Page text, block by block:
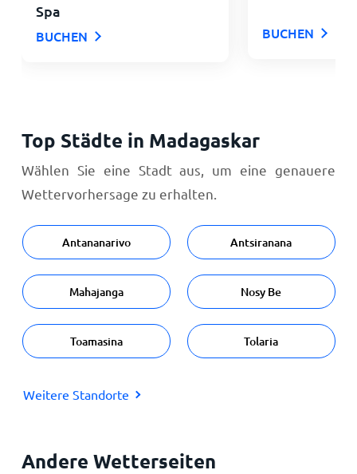
Spa
BUCHEN BUCHEN
Top Städte in Madagaskar
Wählen Sie eine Stadt aus, um eine genauere
Wettervorhersage zu erhalten.
Antananarivo Antsiranana
Mahajanga Nosy Be
Toamasina Tolaria
Weitere Standorte
Andere Wetterseiten